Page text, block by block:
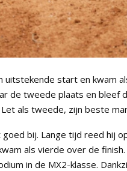
uitstekende start en kwam
de tweede plaats en
als tweede, zijn beste
bij. Lange tijd reed hij
als vierde over de
in de MX2-klasse.